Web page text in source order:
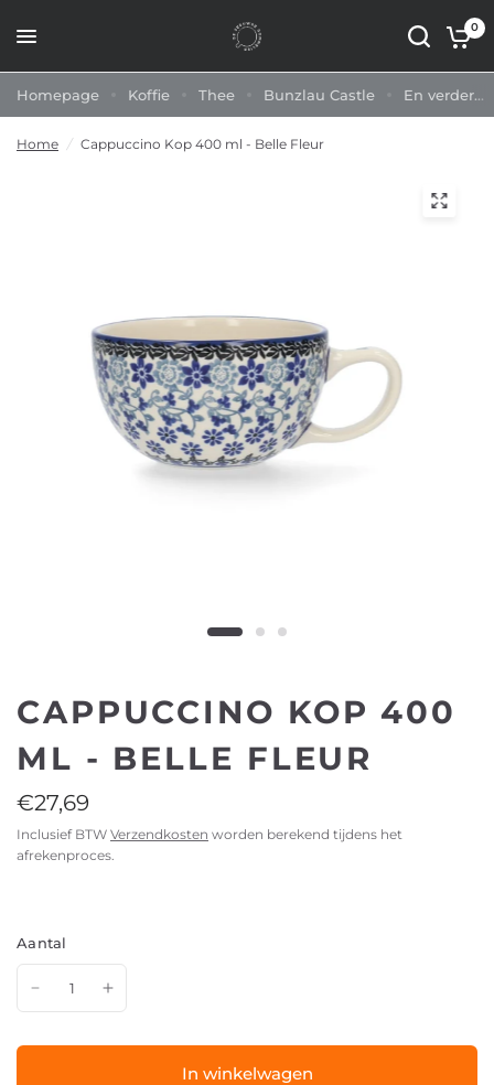
0
Homepage Koffie Thee Bunzlau Castle En verder...
Home / Cappuccino Kop 400 ml - Belle Fleur
CAPPUCCINO KOP 400
ML - BELLE FLEUR
€27,69
Inclusief BTW Verzendkosten worden berekend tijdens het
afrekenproces.
Aantal
In winkelwagen